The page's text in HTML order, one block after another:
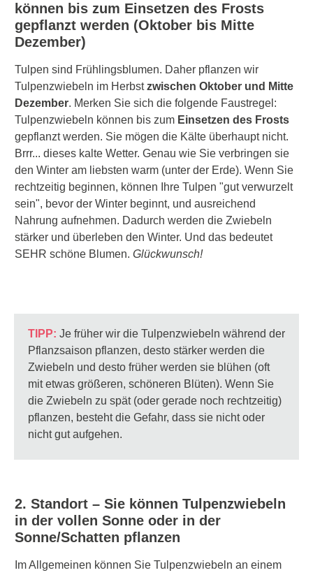
können bis zum Einsetzen des Frosts
gepflanzt werden (Oktober bis Mitte
Dezember)
Tulpen sind Frühlingsblumen. Daher pflanzen wir
Tulpenzwiebeln im Herbstzwischen Oktober und Mitte
Dezember. Merken Sie sich die folgende Faustregel:
Tulpenzwiebeln können bis zum Einsetzen des Frosts
gepflanzt werden. Sie mögen die Kälte überhaupt nicht.
Brrr... dieses kalte Wetter. Genau wie Sie verbringen sie
den Winter am liebsten warm (unter der Erde). Wenn Sie
rechtzeitig beginnen, können Ihre Tulpen "gut verwurzelt
sein", bevor der Winter beginnt, und ausreichend
Nahrung aufnehmen. Dadurch werden die Zwiebeln
stärker und überleben den Winter. Und das bedeutet
SEHR schöne Blumen. Glückwunsch!
TIPP: Je früher wir die Tulpenzwiebeln während der
Pflanzsaison pflanzen, desto stärker werden die
Zwiebeln und desto früher werden sie blühen (oft
mit etwas größeren, schöneren Blüten). Wenn Sie
die Zwiebeln zu spät (oder gerade noch rechtzeitig)
pflanzen, besteht die Gefahr, dass sie nicht oder
nicht gut aufgehen.
2. Standort – Sie können Tulpenzwiebeln
in der vollen Sonne oder in der
Sonne/Schatten pflanzen
Im Allgemeinen können Sie Tulpenzwiebeln an einem